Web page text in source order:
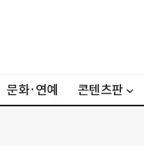
문화·연예 콘텐츠판